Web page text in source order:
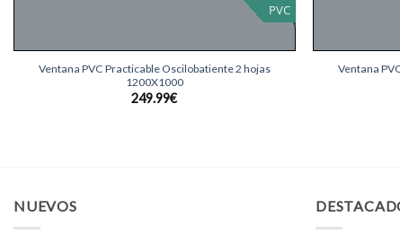
PVC
Ventana PVC Practicable Oscilobatiente 2 hojas
1200X1000
249.99€
Ventana
NUEVOS